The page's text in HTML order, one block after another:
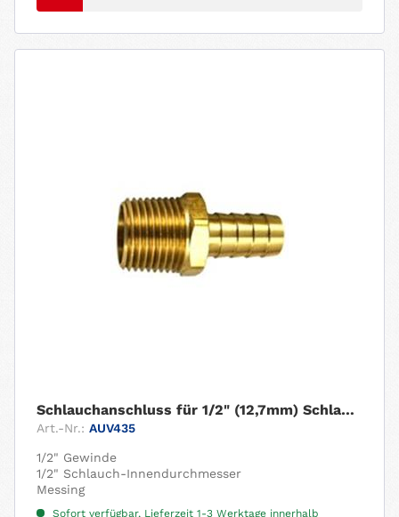
Schlauchanschluss für 1/2" (12,7mm) Schlauch....
Art.-Nr.: AUV435
1/2" Gewinde
1/2" Schlauch-Innendurchmesser
Messing
Sofort verfügbar, Lieferzeit 1-3 Werktage innerhalb